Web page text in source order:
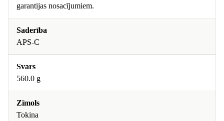
garantijas nosacījumiem.
Saderība
APS-C
Svars
560.0 g
Zīmols
Tokina